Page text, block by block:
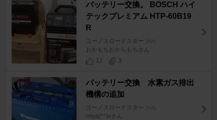
バッテリー交換。 BOSCH ハイ
テックプレミアム HTP-60B19
R
ユーノスロードスター [NA]
おかもちおからもちさん
12
3
バッテリー交換 水素ガス排出
機構の追加
ユーノスロードスター [NA]
miya(^^)vさん